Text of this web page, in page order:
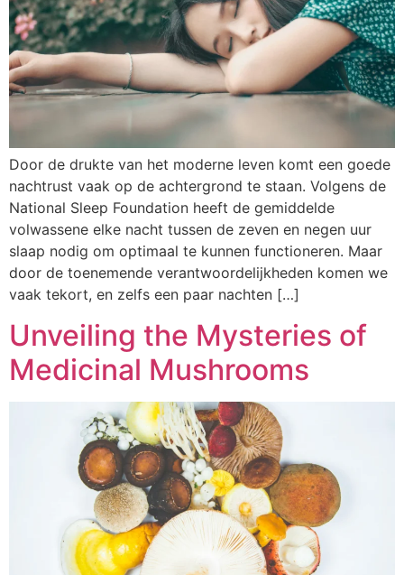
Door de drukte van het moderne leven komt een goede
nachtrust vaak op de achtergrond te staan. Volgens de
National Sleep Foundation heeft de gemiddelde
volwassene elke nacht tussen de zeven en negen uur
slaap nodig om optimaal te kunnen functioneren. Maar
door de toenemende verantwoordelijkheden komen we
vaak tekort, en zelfs een paar nachten […]
Unveiling the Mysteries of
Medicinal Mushrooms